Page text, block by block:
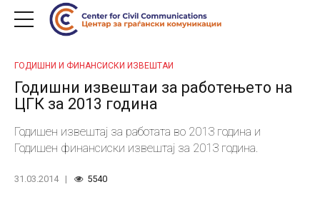
ГОДИШНИ И ФИНАНСИСКИ ИЗВЕШТАИ
Годишни извештаи за работењето на
ЦГК за 2013 година
Годишен извештај за работата во 2013 година и
Годишен финансиски извештај за 2013 година.
31.03.2014 5540